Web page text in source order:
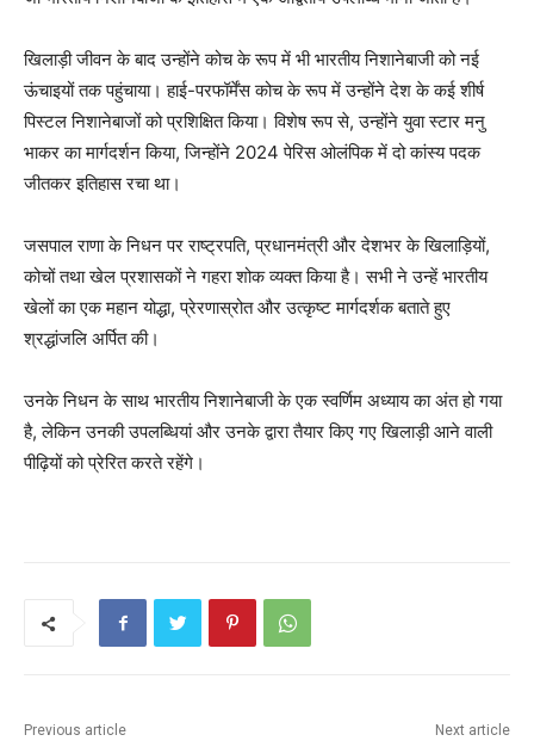
खिलाड़ी जीवन के बाद उन्होंने कोच के रूप में भी भारतीय निशानेबाजी को नई
ऊंचाइयों तक पहुंचाया। हाई-परफॉर्मेंस कोच के रूप में उन्होंने देश के कई शीर्ष
पिस्टल निशानेबाजों को प्रशिक्षित किया। विशेष रूप से, उन्होंने युवा स्टार मनु
भाकर का मार्गदर्शन किया, जिन्होंने 2024 पेरिस ओलंपिक में दो कांस्य पदक
जीतकर इतिहास रचा था।
जसपाल राणा के निधन पर राष्ट्रपति, प्रधानमंत्री और देशभर के खिलाड़ियों,
कोचों तथा खेल प्रशासकों ने गहरा शोक व्यक्त किया है। सभी ने उन्हें भारतीय
खेलों का एक महान योद्धा, प्रेरणास्रोत और उत्कृष्ट मार्गदर्शक बताते हुए
श्रद्धांजलि अर्पित की।
उनके निधन के साथ भारतीय निशानेबाजी के एक स्वर्णिम अध्याय का अंत हो गया
है, लेकिन उनकी उपलब्धियां और उनके द्वारा तैयार किए गए खिलाड़ी आने वाली
पीढ़ियों को प्रेरित करते रहेंगे।
Previous article Next article